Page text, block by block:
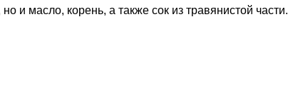
и масло, корень, а также сок из травянистой части.